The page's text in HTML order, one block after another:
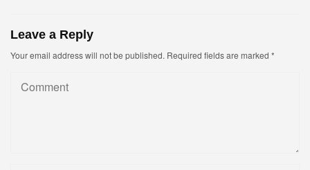
Leave a Reply
Your email address will not be published. Required fields are marked *